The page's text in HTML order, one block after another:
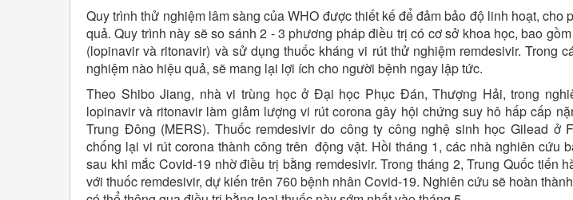
Quy trình thử nghiệm lâm sàng của WHO được thiết kế để đảm bảo độ linh hoạt, cho
quả. Quy trình này sẽ so sánh 2 - 3 phương pháp điều trị có cơ sở khoa học, bao
(lopinavir và ritonavir) và sử dụng thuốc kháng vi rút thử nghiệm remdesivir. Trong
nghiệm nào hiệu quả, sẽ mang lại lợi ích cho người bệnh ngay lập tức.
Theo Shibo Jiang, nhà vi trùng học ở Đại học Phục Đán, Thượng Hải, trong
lopinavir và ritonavir làm giảm lượng vi rút corona gây hội chứng suy hô hấp cấp
Trung Đông (MERS). Thuốc remdesivir do công ty công nghệ sinh học Gilead ở
chống lại vi rút corona thành công trên động vật. Hồi tháng 1, các nhà nghiên cứu
sau khi mắc Covid-19 nhờ điều trị bằng remdesivir. Trong tháng 2, Trung Quốc tiến
với thuốc remdesivir, dự kiến trên 760 bệnh nhân Covid-19. Nghiên cứu sẽ hoàn